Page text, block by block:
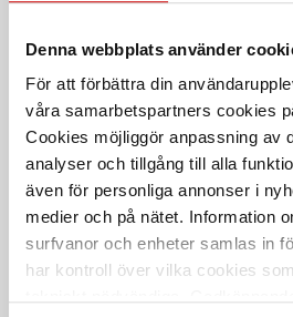
Denna webbplats använder
För att förbättra din
våra samarbetspartners cookies
Cookies möjliggör anpassning av
analyser och tillgång till alla
även för personliga annonser i
medier och på nätet. Information
surfvanor och enheter samlas in
har kontroll över vilka cookies
Spiralborr Smart Step
Lång
HSS, Smart Step-spets, DIN1869 R2
Typ N,